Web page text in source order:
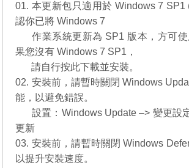
01. 本更新包只適用於 Windows 7 SP1
認你已將 Windows 7
作業系統更新為 SP1 版本，方可
果您沒有Windows 7 SP1 ，
__..請自行按此下載並安裝。
02. 安裝前，請暫時關閉 Windows
能，以避免錯誤。
設置：Windows Update –> 變更設
更新
03. 安裝前，請暫時關閉 Windows
以提升安裝速度。